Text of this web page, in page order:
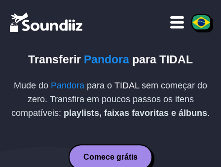
Transferir Pandora para TIDAL
Mude do Pandora para o TIDALsem começar do
zero. Transfira em poucos passos os itens
compatíveis: playlists, faixas favoritas e álbuns.
Comece grátis